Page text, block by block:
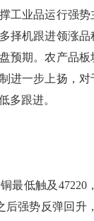
工业品运行强
择机跟进领涨
预期。农产品
进一步上扬，
多跟进。
低触及47220
后强势反弹回